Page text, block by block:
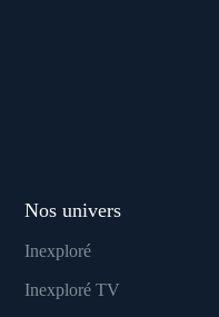
Nos univers
Inexploré
Inexploré TV